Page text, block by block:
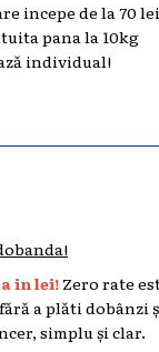
incepe de la 70 lei
pana la 10kg
individual!
in lei! Zero rate
a plăti dobânzi
simplu și clar.